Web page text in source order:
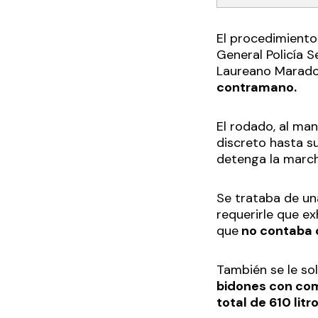
El
General Policía
Laureano
contramano.
El rodado, al
discreto hasta
detenga la
Se trataba de
requerirle que
que no contaba
También se le
bidones con
total de 610